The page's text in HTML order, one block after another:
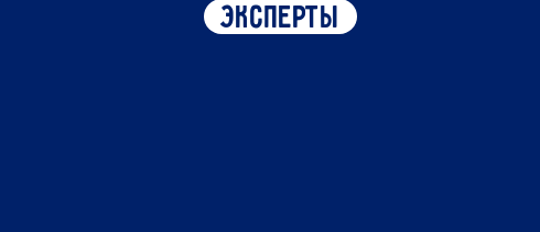
эксперты